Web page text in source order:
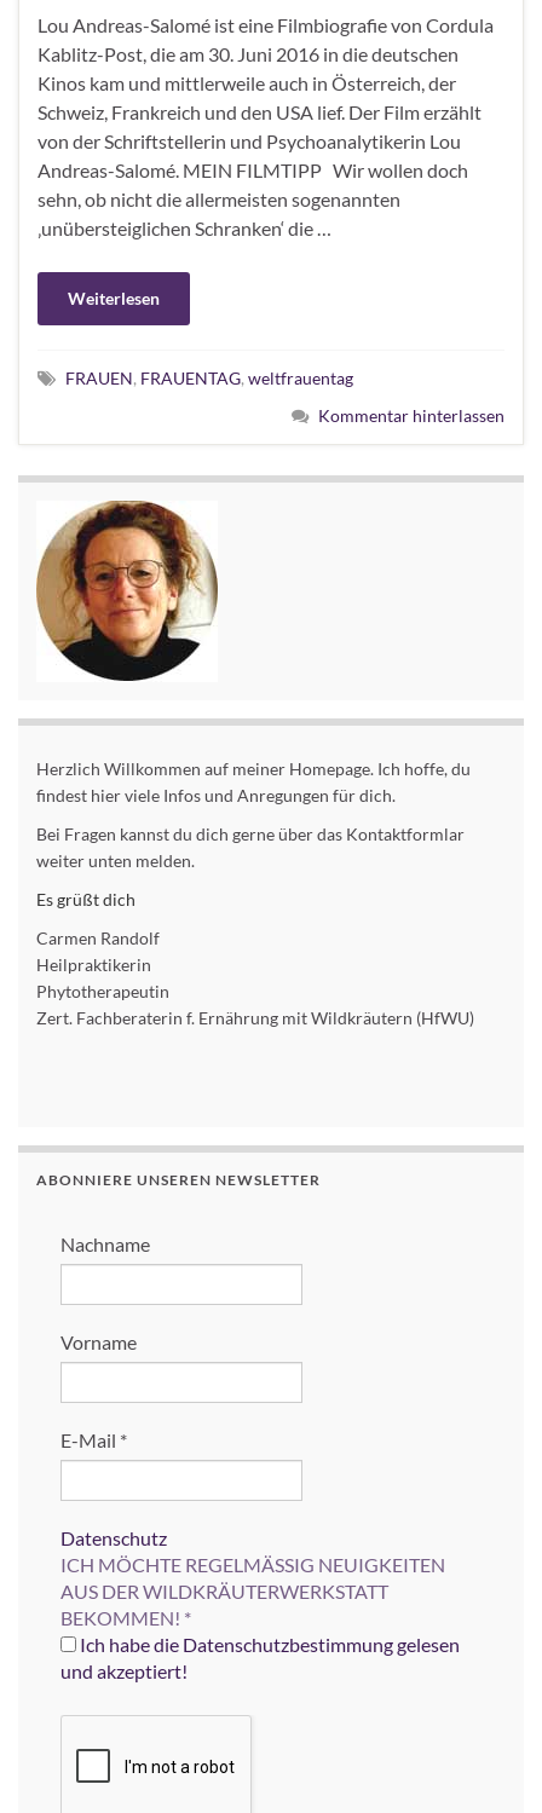
Lou Andreas-Salomé ist eine Filmbiografie von Cordula
Kablitz-Post, die am 30. Juni 2016 in die deutschen
Kinos kam und mittlerweile auch in Österreich, der
Schweiz, Frankreich und den USA lief. Der Film erzählt
von der Schriftstellerin und Psychoanalytikerin Lou
Andreas-Salomé. MEIN FILMTIPP Wir wollen doch
sehn, ob nicht die allermeisten sogenannten
‚unübersteiglichen Schranken‘ die …
Weiterlesen
FRAUEN, FRAUENTAG, weltfrauentag
Kommentar hinterlassen
Herzlich Willkommen auf meiner Homepage. Ich hoffe, du
findest hier viele Infos und Anregungen für dich.
Bei Fragen kannst du dich gerne über das Kontaktformlar
weiter unten melden.
Es grüßt dich
Carmen Randolf
Heilpraktikerin
Phytotherapeutin
Zert. Fachberaterin f. Ernährung mit Wildkräutern (HfWU)
ABONNIERE UNSEREN NEWSLETTER
Nachname
Vorname
E-Mail *
Datenschutz
ICH MÖCHTE REGELMÄSSIG NEUIGKEITEN
AUS DER WILDKRÄUTERWERKSTATT
BEKOMMEN! *
Ich habe die Datenschutzbestimmung gelesen
und akzeptiert!